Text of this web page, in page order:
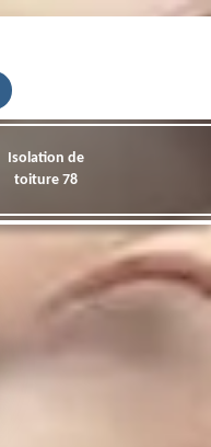
Isolation de
toiture 78